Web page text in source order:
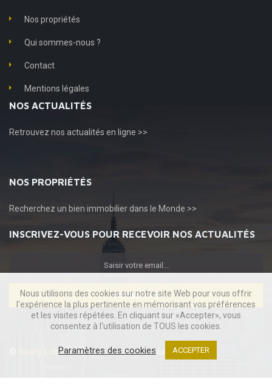
Nos propriétés
Qui sommes-nous ?
Contact
Mentions légales
NOS ACTUALITÉS
Retrouvez nos actualités en ligne >>
NOS PROPRIÉTÉS
Recherchez un bien immobilier dans le Monde >>
INSCRIVEZ-VOUS POUR RECEVOIR NOS ACTUALITÉS
S'INSCRIRE
Realty Luxe2022. Tous droits réservés.
Nous utilisons des cookies sur notre site Web pour vous offrir
l'expérience la plus pertinente en mémorisant vos préférences
et les visites répétées. En cliquant sur «Accepter», vous
consentez à l'utilisation de TOUS les cookies.
Paramètres des cookies ACCEPTER